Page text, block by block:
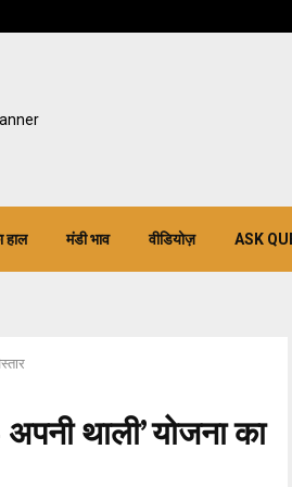
हाल मंडी भाव वीडियोज़ ASK
थाली’ योजना का